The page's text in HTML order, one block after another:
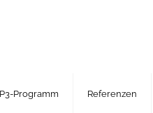
P3-Programm Referenzen